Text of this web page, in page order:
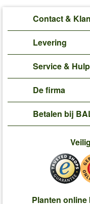
Contact &
Levering
Service & Hulp
De firma
Betalen bij
Planten